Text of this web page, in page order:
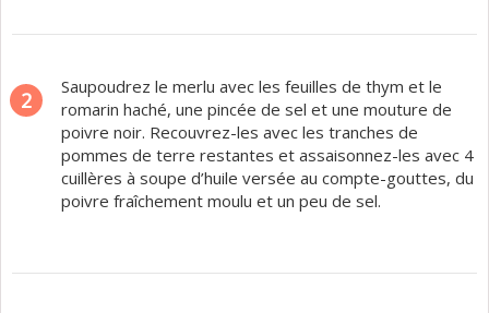
2
Saupoudrez le merlu avec les feuilles de thym et le
romarin haché, une pincée de sel et une mouture de
poivre noir. Recouvrez-les avec les tranches de
pommes de terre restantes et assaisonnez-les avec 4
cuillères à soupe d’huile versée au compte-gouttes, du
poivre fraîchement moulu et un peu de sel.